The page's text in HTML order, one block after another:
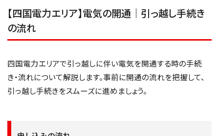
【四国電力エリア】電気の開通｜引っ越し手続き
の流れ
四国電力エリアで引っ越しに伴い電気を開通する時の手続
き・流れについて解説します。事前に開通の流れを把握して、
引っ越し手続きをスムーズに進めましょう。